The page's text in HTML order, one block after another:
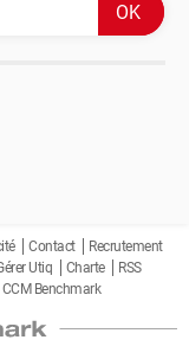
Contact
Recrutement
Utiq Charte
RSS
Benchmark